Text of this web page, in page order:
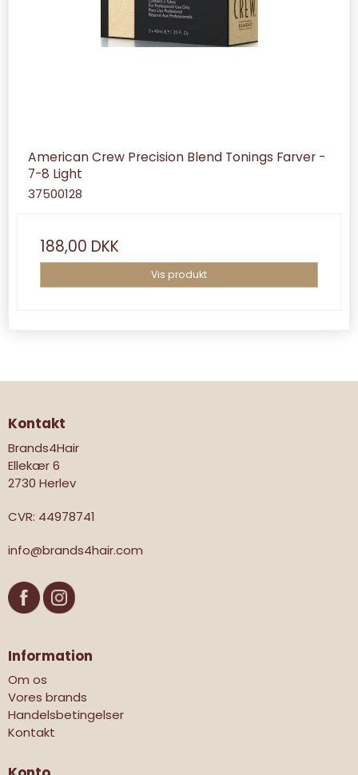
American Crew Precision Blend Tonings Farver -
7-8 Light
37500128
188,00 DKK
Vis produkt
Kontakt
Brands4Hair
Ellekær 6
2730 Herlev
CVR: 44978741
info@brands4hair.com
Information
Om os
Vores brands
Handelsbetingelser
Kontakt